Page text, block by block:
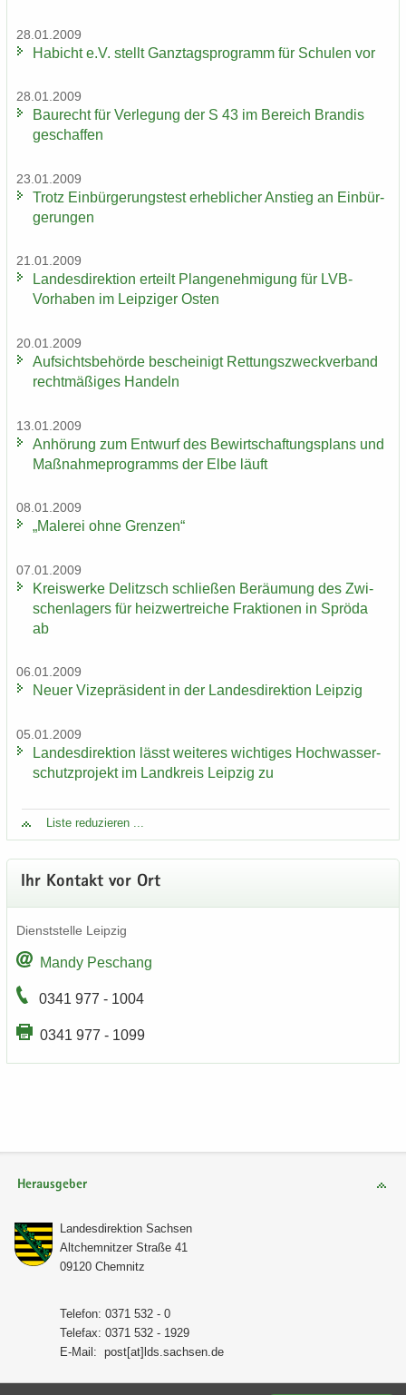
28.01.2009
Ha­bicht e.V. stellt Ganz­tags­pro­gramm für Schu­len vor
28.01.2009
Bau­recht für Ver­le­gung der S 43 im Be­reich Bran­dis
ge­schaf­fen
23.01.2009
Trotz Ein­bür­ge­rungs­test er­heb­li­cher An­stieg an Ein­bür­
ge­run­gen
21.01.2009
Lan­des­di­rek­ti­on er­teilt Plan­ge­neh­mi­gung für LVB-​
Vorhaben im Leip­zi­ger Osten
20.01.2009
Auf­sichts­be­hör­de be­schei­nigt Ret­tungs­zweck­ver­band
recht­mä­ßi­ges Han­deln
13.01.2009
An­hö­rung zum Ent­wurf des Be­wirt­schaf­tungs­plans und
Maß­nah­me­pro­gramms der Elbe läuft
08.01.2009
„Ma­le­rei ohne Gren­zen“
07.01.2009
Kreis­wer­ke De­litzsch schlie­ßen Be­räu­mung des Zwi­
schen­la­gers für heiz­wertrei­che Frak­tio­nen in Sprö­da
ab
06.01.2009
Neuer Vi­ze­prä­si­dent in der Lan­des­di­rek­ti­on Leip­zig
05.01.2009
Lan­des­di­rek­ti­on lässt wei­te­res wich­ti­ges Hoch­was­ser­
schutz­pro­jekt im Land­kreis Leip­zig zu
Liste re­du­zie­ren ...
Ihr Kon­takt vor Ort
Dienst­stel­le Leip­zig
Mandy Peschang
0341 977 - 1004
0341 977 - 1099
Herausgeber
Lan­des­di­rek­ti­on Sach­sen
Alt­chem­nit­zer Stra­ße 41
09120 Chem­nitz
Te­le­fon: 0371 532 - 0
Te­le­fax: 0371 532 - 1929
E-​Mail: post[at]lds.sach­sen.de